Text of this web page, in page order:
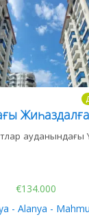
ауданындағы
€134.000
- Alanya -